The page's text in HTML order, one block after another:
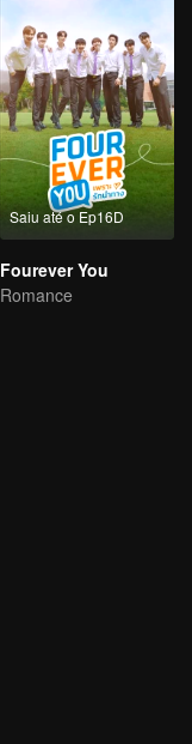
Saiu até o Ep16D
Fourever You
Romance